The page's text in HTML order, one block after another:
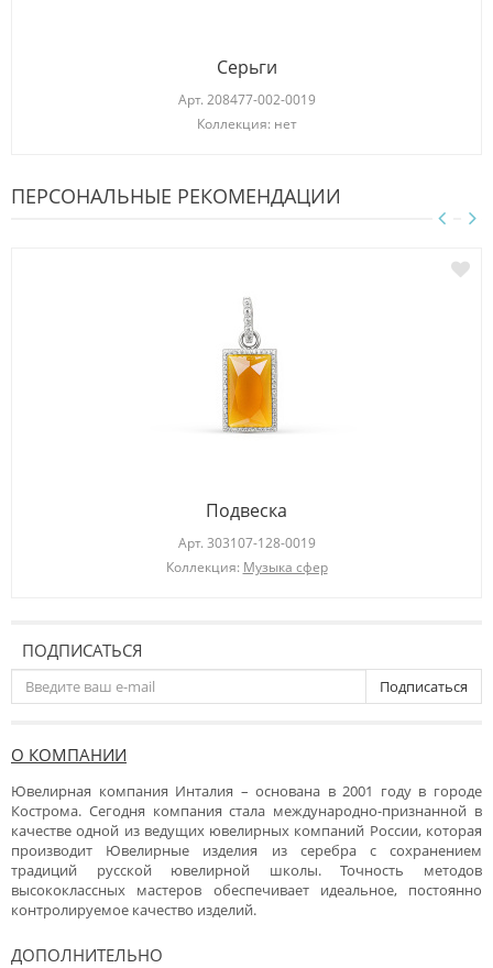
Серьги
Арт. 208477-002-0019
Коллекция: нет
ПЕРСОНАЛЬНЫЕ РЕКОМЕНДАЦИИ
Подвеска
Арт. 303107-128-0019
Коллекция: Музыка сфер
ПОДПИСАТЬСЯ
Подписаться
О КОМПАНИИ
Ювелирная компания Инталия – основана в 2001 году в городе
Кострома. Сегодня компания стала международно-признанной в
качестве одной из ведущих ювелирных компаний России, которая
производит Ювелирные изделия из серебра с сохранением
традиций русской ювелирной школы. Точность методов
высококлассных мастеров обеспечивает идеальное, постоянно
контролируемое качество изделий.
ДОПОЛНИТЕЛЬНО